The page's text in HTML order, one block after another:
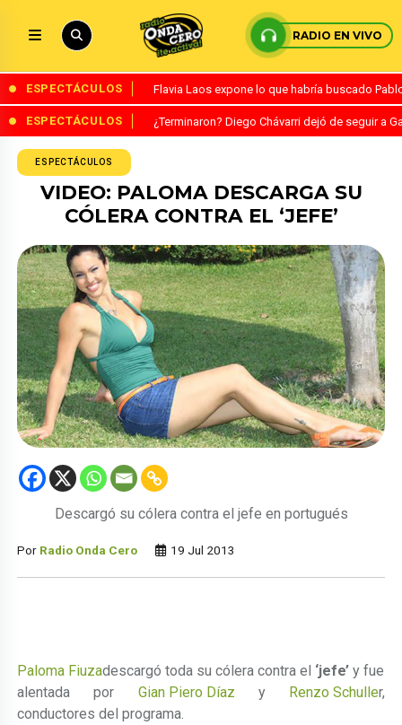
RADIO EN VIVO
ESPECTÁCULOS Flavia Laos expone lo que habría buscado
ESPECTÁCULOS ¿Terminaron? Diego Chávarri dejó de seguir a
ESPECTÁCULOS
VIDEO: PALOMA DESCARGA SU
CÓLERA CONTRA EL ‘JEFE’
Descargó su cólera contra el jefe en portugués
Por Radio Onda Cero 19 Jul 2013
Paloma Fiuzadescargó toda su cólera contra el ‘jefe’ y fue
alentada por Gian Piero Díaz y Renzo Schuller,
conductores del programa.